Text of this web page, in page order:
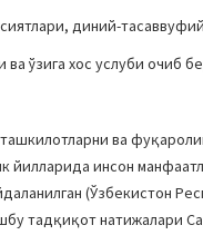
диний-
ўзига хос услуби очиб
ва
инсон
(Ўзбекистон
тадқиқот натижалари